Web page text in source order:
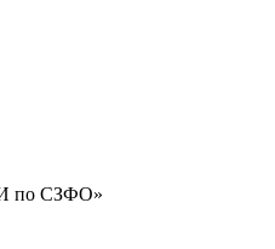
по СЗФО»